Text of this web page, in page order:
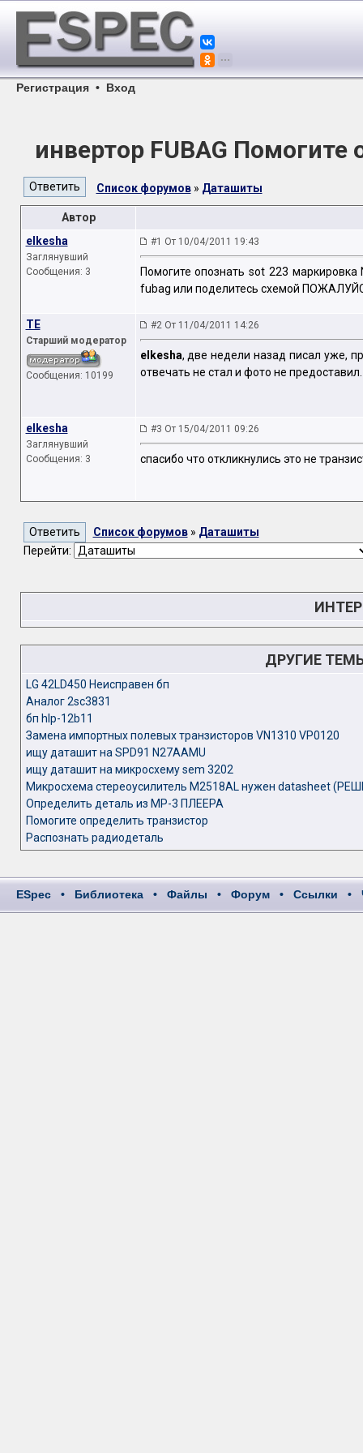
Регистрация • Вход
инвертор FUBAG
Список форумов» Даташиты
Автор
elkesha
Заглянувший
Сообщения: 3
#1 От 10/04/2011 19:43
Помогите опознать sot 223
fubag или поделитесь схемой
TE
Старший модератор
Сообщения: 10199
#2 От 11/04/2011 14:26
elkesha, две недели назад писал уже,
отвечать не стал и фото не
elkesha
Заглянувший
Сообщения: 3
#3 От 15/04/2011 09:26
спасибо что откликнулись это не
Список форумов» Даташиты
Перейти:
ДРУГИЕ
LG 42LD450 Неисправен бп
Аналог 2sc3831
бп hlp-12b11
Замена импортных полевых транзисторов VN1310 VP0120
ищу даташит на SPD91 N27AAMU
ищу даташит на микросхему sem 3202
Микросхема стереоусилитель M2518AL нужен datasheet
Определить деталь из MP-3 ПЛЕЕРА
Помогите определить транзистор
Распознать радиодеталь
ESpec • Библиотека • Файлы • Форум • Ссылки •